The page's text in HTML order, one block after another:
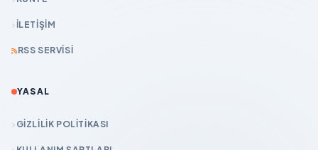
İLETIŞIM
RSS SERVISI
YASAL
GIZLILIK POLITIKASI